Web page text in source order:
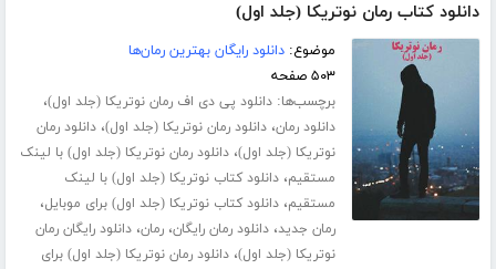
دانلود کتاب رمان نوتریکا (جلد اول)
موضوع:دانلود رایگان بهترین رمان‌ها
۵۰۳ صفحه
برچسب‌ها:دانلود پی دی اف رمان نوتریکا (جلد اول)،
دانلود رمان،دانلود رمان نوتریکا (جلد اول)،دانلود رمان
نوتریکا (جلد اول)،دانلود رمان نوتریکا (جلد اول) با لینک
مستقیم،دانلود کتاب نوتریکا (جلد اول) با لینک
مستقیم،دانلود کتاب نوتریکا (جلد اول) برای موبایل،
رمان جدید،دانلود رمان رایگان،رمان،دانلود رایگان رمان
نوتریکا (جلد اول)،دانلود رمان نوتریکا (جلد اول) برای